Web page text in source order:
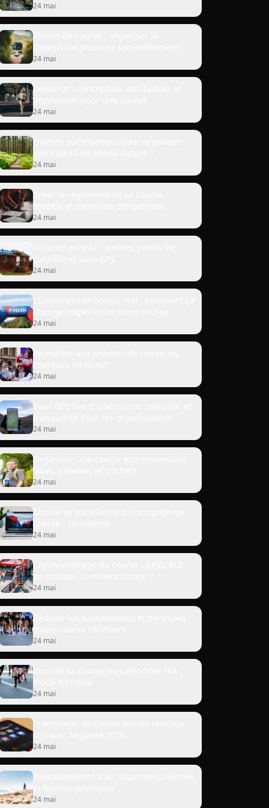
24 mai
24 mai
24 mai
24 mai
24 mai
24 mai
24 mai
24 mai
24 mai
24 mai
24 mai
24 mai
24 mai
24 mai
24 mai
24 mai